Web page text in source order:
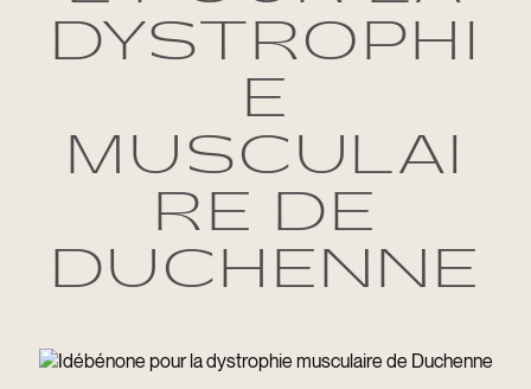
DYSTROPHI
E
MUSCULAI
RE DE
DUCHENNE